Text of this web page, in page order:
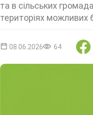
та в сільських
територіях можливих
08.06.2026 64